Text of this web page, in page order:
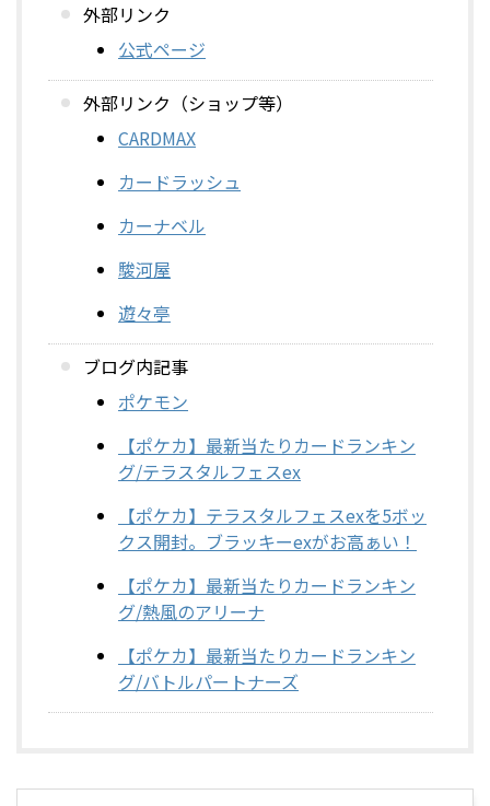
外部リンク
公式ページ
外部リンク（ショップ等）
CARDMAX
カードラッシュ
カーナベル
駿河屋
遊々亭
ブログ内記事
ポケモン
【ポケカ】最新当たりカードランキン
グ/テラスタルフェスex
【ポケカ】テラスタルフェスexを5ボッ
クス開封。ブラッキーexがお高ぁい！
【ポケカ】最新当たりカードランキン
グ/熱風のアリーナ
【ポケカ】最新当たりカードランキン
グ/バトルパートナーズ